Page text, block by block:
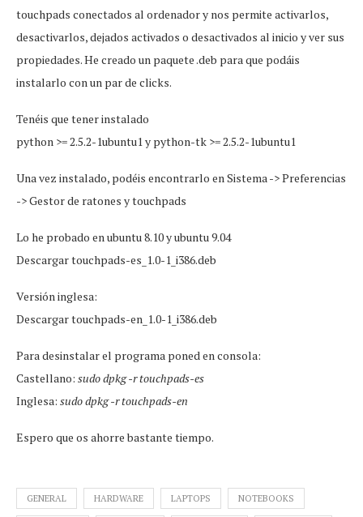
touchpads conectados al ordenador y nos permite activarlos,
desactivarlos, dejados activados o desactivados al inicio y ver sus
propiedades. He creado un paquete .deb para que podáis
instalarlo con un par de clicks.
Tenéis que tener instalado
python >= 2.5.2-1ubuntu1 y python-tk >= 2.5.2-1ubuntu1
Una vez instalado, podéis encontrarlo en Sistema -> Preferencias
-> Gestor de ratones y touchpads
Lo he probado en ubuntu 8.10 y ubuntu 9.04
Descargar touchpads-es_1.0-1_i386.deb
Versión inglesa:
Descargar touchpads-en_1.0-1_i386.deb
Para desinstalar el programa poned en consola:
Castellano: sudo dpkg -r touchpads-es
Inglesa: sudo dpkg -r touchpads-en
Espero que os ahorre bastante tiempo.
GENERAL HARDWARE LAPTOPS NOTEBOOKS